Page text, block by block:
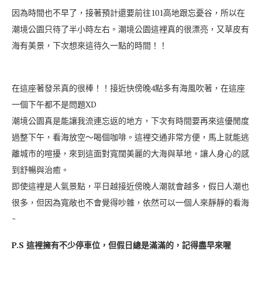
因為時間也不早了，接著預計還要前往101高地跟忘憂谷，所以在
潮境公園只待了半小時左右。潮境公園這裡真的很漂亮，又草皮有
海有美景，下次想來這待久一點的時間！！
在這座著發呆真的很棒！！接近快傍晚4點多有海風吹著，在這座
一個下午都不是問題XD
潮境公園真是能讓我流連忘返的地方，下次有時間要再來這優閒度
過整下午，看海放空～喝個咖啡。這裡交通非常方便，馬上就能逃
離城市的喧擾，來到這面對寬闊美麗的大海與草地，讓人身心的感
到舒暢與治癒。
即使這裡是人氣景點，平日越接近傍晚人潮就會越多，假日人潮也
很多，但因為寬敞也不會覺得吵雜，依然可以一個人來靜靜的看海
~
P.S 這裡擁有不少停車位，但假日總是滿滿的，記得盡早來喔